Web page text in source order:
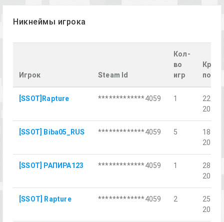
Никнеймы игрока
Игрок Steam Id
Кол-
во
игр
[SSOT]Rapture *************4059 1
22
2020
[SSOT] Biba05_RUS *************4059 5
18
2023
[SSOT] РАПИРА123 *************4059 1
28
2024
[SSОT] Rapture *************4059 2
25
2025